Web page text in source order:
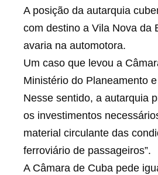
A posição da autarquia
com destino a Vila Nova da
avaria na automotora.
Um caso que levou a
Ministério do Planeamento
Nesse sentido, a autarquia
os investimentos
material circulante das
ferroviário de passageiros”.
A Câmara de Cuba pede